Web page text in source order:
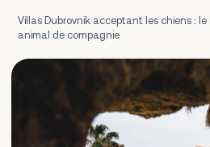
Villas Dubrovnik acceptant les chiens :
animal de compagnie